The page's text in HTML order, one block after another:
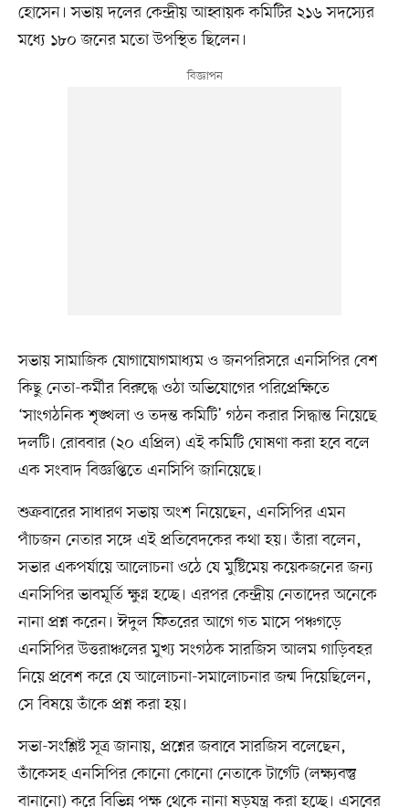
হোসেন। সভায় দলের কেন্দ্রীয় আহ্বায়ক কমিটির ২১৬ সদস্যের
মধ্যে ১৮০ জনের মতো উপস্থিত ছিলেন।
সভায় সামাজিক যোগাযোগমাধ্যম ও জনপরিসরে এনসিপির বেশ
কিছু নেতা-কর্মীর বিরুদ্ধে ওঠা অভিযোগের পরিপ্রেক্ষিতে
‘সাংগঠনিক শৃঙ্খলা ও তদন্ত কমিটি’ গঠন করার সিদ্ধান্ত নিয়েছে
দলটি। রোববার (২০ এপ্রিল) এই কমিটি ঘোষণা করা হবে বলে
এক সংবাদ বিজ্ঞপ্তিতে এনসিপি জানিয়েছে।
শুক্রবারের সাধারণ সভায় অংশ নিয়েছেন, এনসিপির এমন
পাঁচজন নেতার সঙ্গে এই প্রতিবেদকের কথা হয়। তাঁরা বলেন,
সভার একপর্যায়ে আলোচনা ওঠে যে মুষ্টিমেয় কয়েকজনের জন্য
এনসিপির ভাবমূর্তি ক্ষুণ্ন হচ্ছে। এরপর কেন্দ্রীয় নেতাদের অনেকে
নানা প্রশ্ন করেন। ঈদুল ফিতরের আগে গত মাসে পঞ্চগড়ে
এনসিপির উত্তরাঞ্চলের মুখ্য সংগঠক সারজিস আলম গাড়িবহর
নিয়ে প্রবেশ করে যে আলোচনা-সমালোচনার জন্ম দিয়েছিলেন,
সে বিষয়ে তাঁকে প্রশ্ন করা হয়।
সভা-সংশ্লিষ্ট সূত্র জানায়, প্রশ্নের জবাবে সারজিস বলেছেন,
তাঁকেসহ এনসিপির কোনো কোনো নেতাকে টার্গেট (লক্ষ্যবস্তু
বানানো) করে বিভিন্ন পক্ষ থেকে নানা ষড়যন্ত্র করা হচ্ছে। এসবের